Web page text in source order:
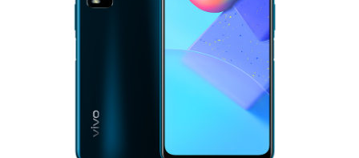
Indonesia | Pilih negara/wilayah